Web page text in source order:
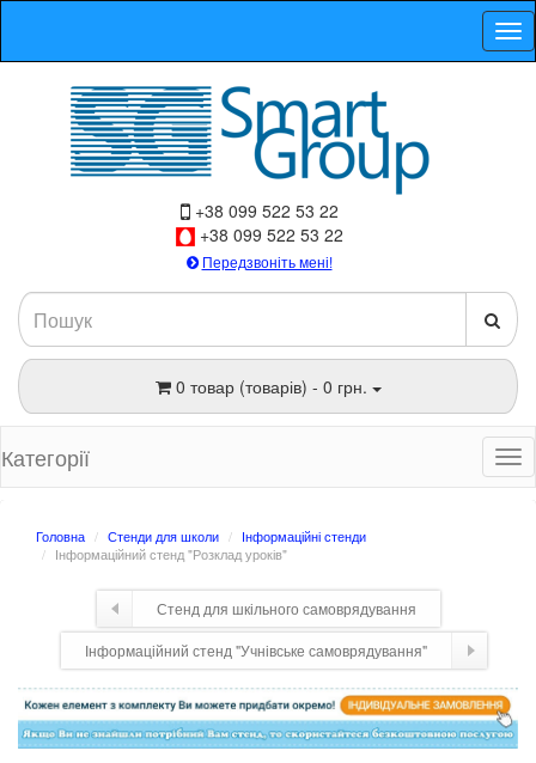
+38 099 522 53 22
+38 099 522 53 22
Передзвоніть мені!
0 товар (товарів) - 0 грн.
Категорії
Головна Стенди для школи
Інформаційні стенди
Інформаційний стенд "Розклад уроків"
Стенд для шкільного самоврядування
Інформаційний стенд "Учнівське самоврядування"